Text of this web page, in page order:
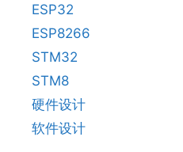
ESP32
ESP8266
STM32
STM8
硬件设计
软件设计